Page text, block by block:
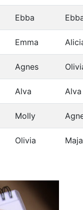
Ebba
Emma
Agnes
Alva Alva
Molly
Olivia Maja